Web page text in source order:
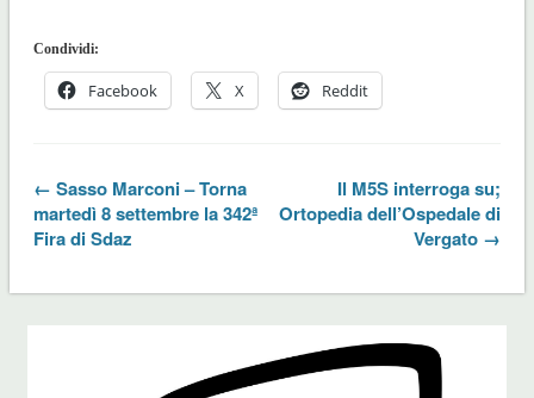
Condividi:
Facebook X Reddit
← Sasso Marconi – Torna
martedì 8 settembre la 342ª
Fira di Sdaz
Il M5S interroga su;
Ortopedia dell’Ospedale di
Vergato →